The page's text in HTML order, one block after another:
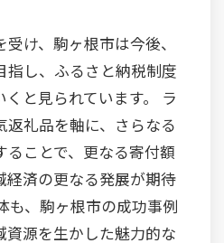
け、駒ヶ根市は今後、
指し、ふるさと納税制度
と見られています。 ラ
返礼品を軸に、さらなる
ることで、更なる寄付額
経済の更なる発展が期待
も、駒ヶ根市の成功事例
資源を生かした魅力的な